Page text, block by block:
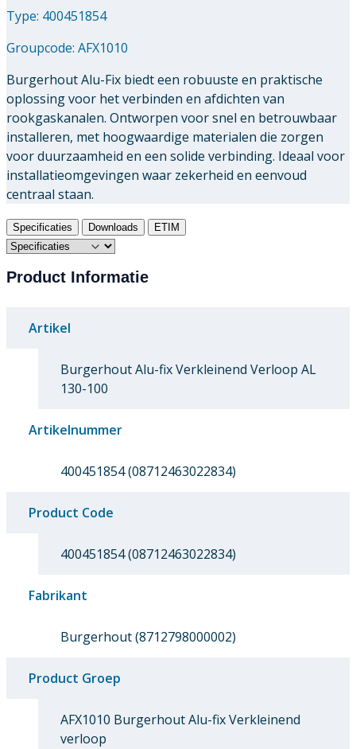
Type: 400451854
Groupcode: AFX1010
Burgerhout Alu-Fix biedt een robuuste en praktische
oplossing voor het verbinden en afdichten van
rookgaskanalen. Ontworpen voor snel en betrouwbaar
installeren, met hoogwaardige materialen die zorgen
voor duurzaamheid en een solide verbinding. Ideaal voor
installatieomgevingen waar zekerheid en eenvoud
centraal staan.
Specificaties Downloads ETIM
Product Informatie
Artikel
Burgerhout Alu-fix Verkleinend Verloop AL
130-100
Artikelnummer
400451854 (08712463022834)
Product Code
400451854 (08712463022834)
Fabrikant
Burgerhout (8712798000002)
Product Groep
AFX1010 Burgerhout Alu-fix Verkleinend
verloop